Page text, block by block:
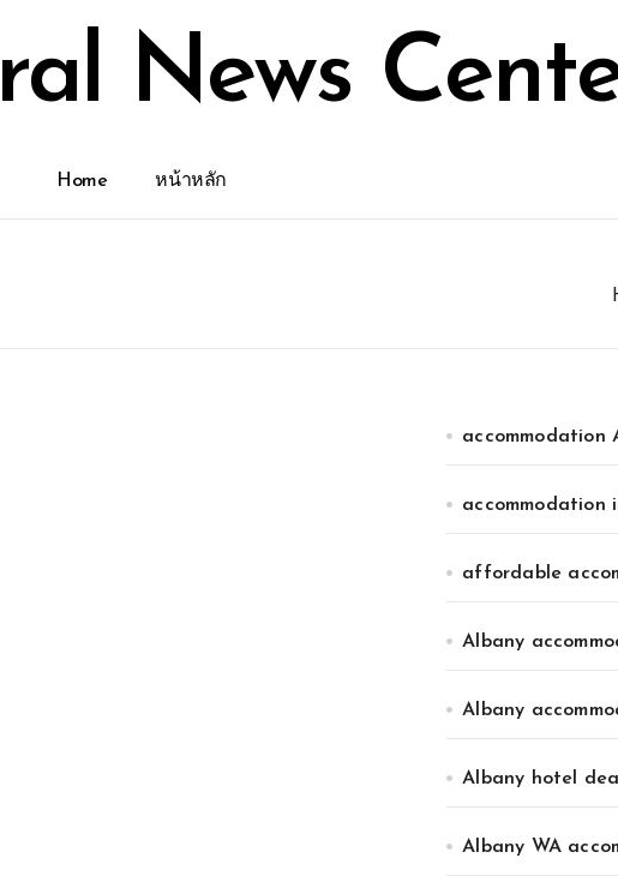
News
Home หน้าหลัก
accommodation
accommodation
affordable
Albany
Albany
Albany hotel
Albany WA